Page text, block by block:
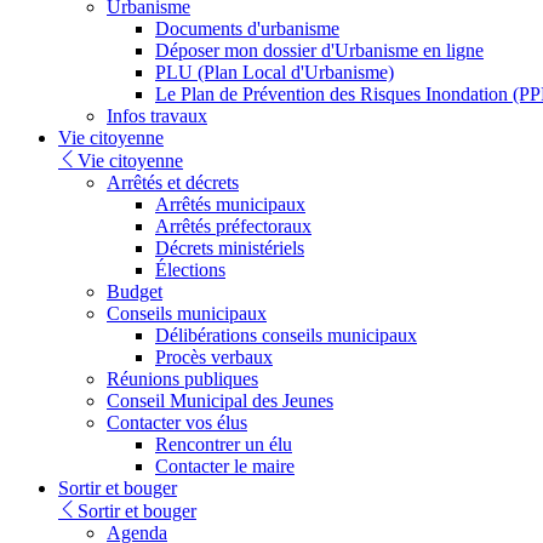
Urbanisme
Documents d'urbanisme
Déposer mon dossier d'Urbanisme en ligne
PLU (Plan Local d'Urbanisme)
Le Plan de Prévention des Risques Inondation
Infos travaux
Vie citoyenne
Vie citoyenne
Arrêtés et décrets
Arrêtés municipaux
Arrêtés préfectoraux
Décrets ministériels
Élections
Budget
Conseils municipaux
Délibérations conseils municipaux
Procès verbaux
Réunions publiques
Conseil Municipal des Jeunes
Contacter vos élus
Rencontrer un élu
Contacter le maire
Sortir et bouger
Sortir et bouger
Agenda